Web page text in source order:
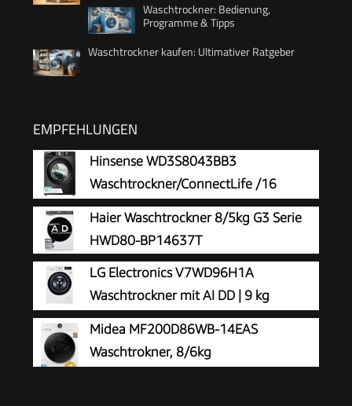
Waschtrockner: Bedienung,
Programme & Tipps
Waschtrockner kaufen: Ultimativer Ratgeber
EMPFEHLUNGEN
Hinsense WD3S8043BB3
Waschtrockner/ConnectLife /16
Programme /8 KG, 54 Liter /1400
U/min/Dampffunktion/JetWash/Anti-Allergie
Program/Auto Program/Eco Wash/Steam
Refresh/Schwarz
Haier Waschtrockner 8/5kg G3 Serie
HWD80-BP14637T
LG Electronics V7WD96H1A
Waschtrockner mit AI DD | 9 kg
Waschen | 6 kg Trocknen | 1400 U/Min
| Steam | TurboWash 360° | Neue Wohlfühl-
Trommel | Wi-Fi-Funktion | Weiß
Midea MF200D86WB-14EAS
Waschtrokner, 8/6kg